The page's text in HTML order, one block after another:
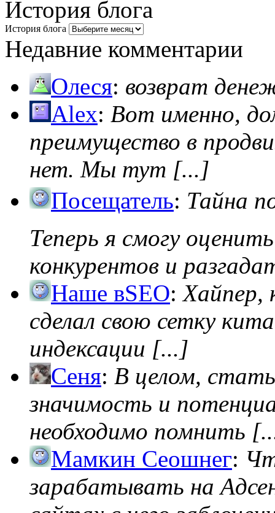
История блога
История блога
Недавние комментарии
Олеся: возврат
Alex: Вот именно,
преимущество в
нет. Мы тут [...]
Посещатель: Тайна
Теперь я смогу
конкурентов и
Наше вSEO:Хайпер,
сделал свою сетку
индексации [...]
Сеня: В целом,
значимость и
необходимо помнить
Мамкин Сеошнег:
зарабатывать на